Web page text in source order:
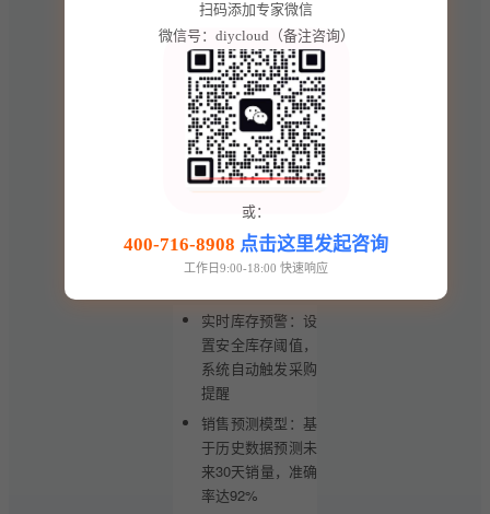
时管理100+门店
数据
APP端：支持
Android/iOS双平
台，提供离线操作
与自动同步功能
小程序：集成微
信/支付宝生态，
支持扫码下单、会
员积分、社交裂变
实时库存预警：设
置安全库存阈值，
系统自动触发采购
提醒
销售预测模型：基
于历史数据预测未
来30天销量，准确
率达92%
扫码添加专家微信
微信号：diycloud（备注咨询）
或：
400-716-8908 点击这里发起咨询
工作日9:00-18:00 快速响应